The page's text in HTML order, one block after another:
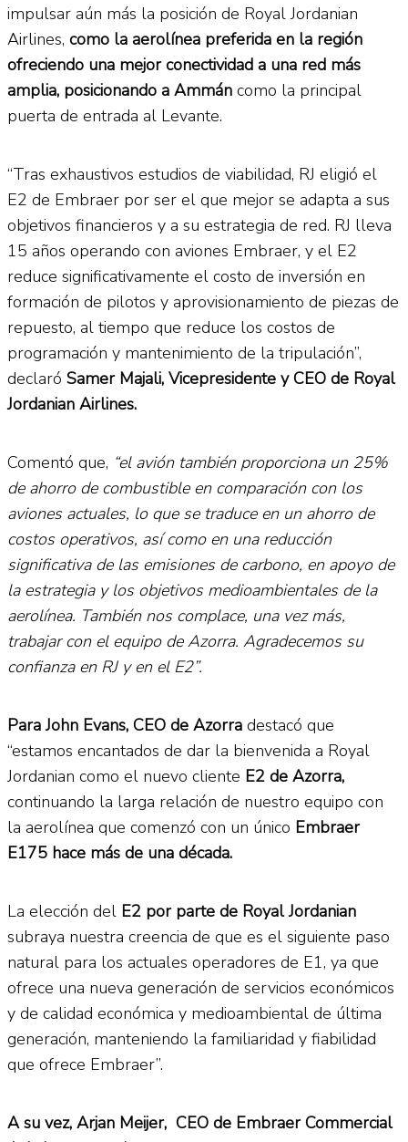
impulsar aún más la posición de Royal Jordanian
Airlines, como la aerolínea preferida en la región
ofreciendo una mejor conectividad a una red más
amplia, posicionando a Ammán como la principal
puerta de entrada al Levante.
“Tras exhaustivos estudios de viabilidad, RJ eligió el
E2 de Embraer por ser el que mejor se adapta a sus
objetivos financieros y a su estrategia de red. RJ lleva
15 años operando con aviones Embraer, y el E2
reduce significativamente el costo de inversión en
formación de pilotos y aprovisionamiento de piezas de
repuesto, al tiempo que reduce los costos de
programación y mantenimiento de la tripulación”,
declaró Samer Majali, Vicepresidente y CEO de Royal
Jordanian Airlines.
Comentó que, “el avión también proporciona un 25%
de ahorro de combustible en comparación con los
aviones actuales, lo que se traduce en un ahorro de
costos operativos, así como en una reducción
significativa de las emisiones de carbono, en apoyo de
la estrategia y los objetivos medioambientales de la
aerolínea. También nos complace, una vez más,
trabajar con el equipo de Azorra. Agradecemos su
confianza en RJ y en el E2”.
Para John Evans, CEO de Azorra destacó que
“estamos encantados de dar la bienvenida a Royal
Jordanian como el nuevo cliente E2 de Azorra,
continuando la larga relación de nuestro equipo con
la aerolínea que comenzó con un único Embraer
E175 hace más de una década.
La elección del E2 por parte de Royal Jordanian
subraya nuestra creencia de que es el siguiente paso
natural para los actuales operadores de E1, ya que
ofrece una nueva generación de servicios económicos
y de calidad económica y medioambiental de última
generación, manteniendo la familiaridad y fiabilidad
que ofrece Embraer”.
A su vez, Arjan Meijer, CEO de Embraer Commercial